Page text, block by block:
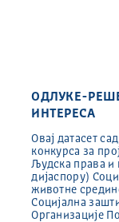
ОДЛУКЕ-
ИНТЕРЕСА
Овај датасет
конкурса за
Људска права и
дијаспору)
животне
Социјална
Организације